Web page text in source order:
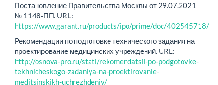
Постановление Правительства Москвы от 29.07.2021
№ 1148-ПП. URL:
https://www.garant.ru/products/ipo/prime/doc/402545718/
Рекомендации по подготовке технического задания на
проектирование медицинских учреждений. URL:
http://osnova-pro.ru/stati/rekomendatsii-po-podgotovke-
tekhnicheskogo-zadaniya-na-pro­e­ktirovanie-
meditsinskikh-uchrezhdeniy/